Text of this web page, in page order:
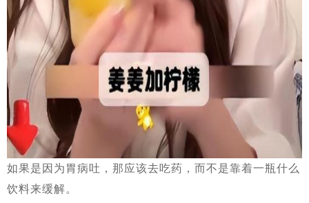
如果是因为胃病吐，那应该去吃药，而不是靠着一瓶什么
饮料来缓解。